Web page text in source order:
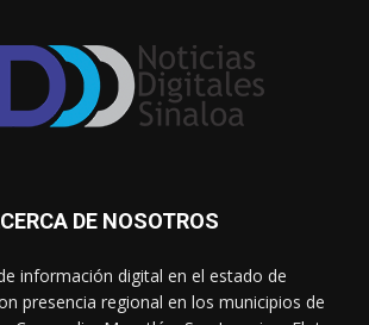
DE NOSOTROS
información digital en el estado de
presencia regional en los municipios de